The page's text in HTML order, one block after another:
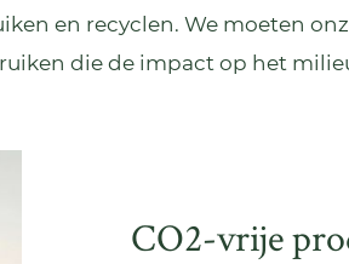
en recyclen. We moeten
die de impact op het
CO2-vrije